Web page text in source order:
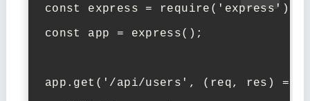
const express = require('express');
const app = express();
app.get('/api/users', (req, res) =>